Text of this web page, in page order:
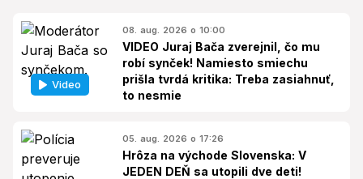
Video
08. aug. 2026 o 10:00
VIDEO Juraj Bača zverejnil, čo mu
robí synček! Namiesto smiechu
prišla tvrdá kritika: Treba zasiahnuť,
to nesmie
05. aug. 2026 o 17:26
Hrôza na východe Slovenska: V
JEDEN DEŇ sa utopili dve deti!